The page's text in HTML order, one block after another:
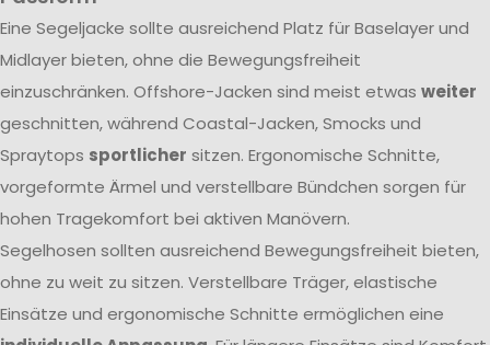
Eine Segeljacke sollte ausreichend Platz für Baselayer und
Midlayer bieten, ohne die Bewegungsfreiheit
einzuschränken. Offshore-Jacken sind meist etwas weiter
geschnitten, während Coastal-Jacken, Smocks und
Spraytops sportlicher sitzen. Ergonomische Schnitte,
vorgeformte Ärmel und verstellbare Bündchen sorgen für
hohen Tragekomfort bei aktiven Manövern.
Segelhosen sollten ausreichend Bewegungsfreiheit bieten,
ohne zu weit zu sitzen. Verstellbare Träger, elastische
Einsätze und ergonomische Schnitte ermöglichen eine